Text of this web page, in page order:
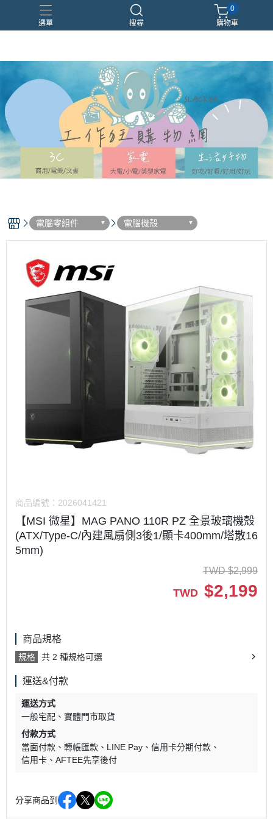
選單 搜尋
EPSON RTX5070 螢幕
0
購物車
電腦零組件 電腦機殼
商品編號： 2026041421
【MSI 微星】MAG PANO 110R PZ 全景玻璃機殼
(ATX/Type-C/內建風扇側3後1/顯卡400mm/塔散16
5mm)
TWD $2,999
TWD $2,199
商品規格
規格 共 2 種規格可選
運送&付款
運送方式
一般宅配
實體門市取貨
付款方式
當面付款
轉帳匯款 LINE Pay
信用卡分期付款
信用卡
AFTEE先享後付
分享商品到